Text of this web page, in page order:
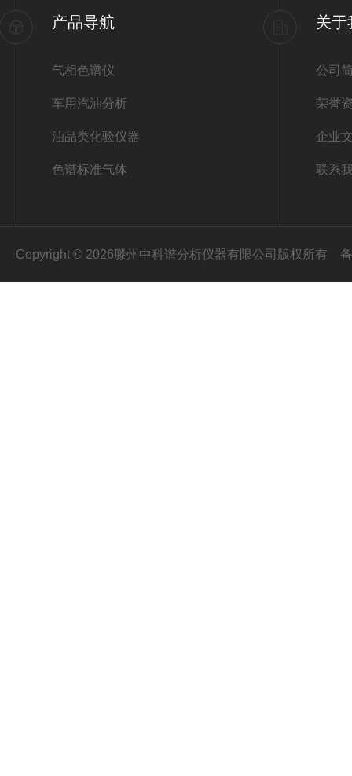
产品导航
气相色谱仪
车用汽油分析
油品类化验仪器
色谱标准气体
关于
公司
荣誉
企业
联系
Copyright © 2026滕州中科谱分析仪器有限公司版权所有